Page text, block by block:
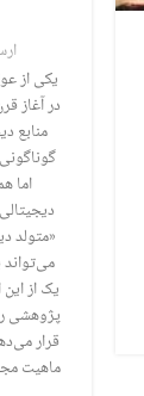
یکی از
در آغاز
منابع
اما
«متولد
یک از
پژوهشی
قرار
ماهیت